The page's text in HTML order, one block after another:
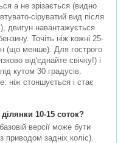
а не зрізається (видно
сіруватий вид після
двигун навантажується
Точіть ніж кожні 25-
(що менше). Для гострого
від'єднайте свічку!) і
кутом 30 градусів.
ніж стоншується і стає
10-15 соток?
версії може бути
задніх коліс).